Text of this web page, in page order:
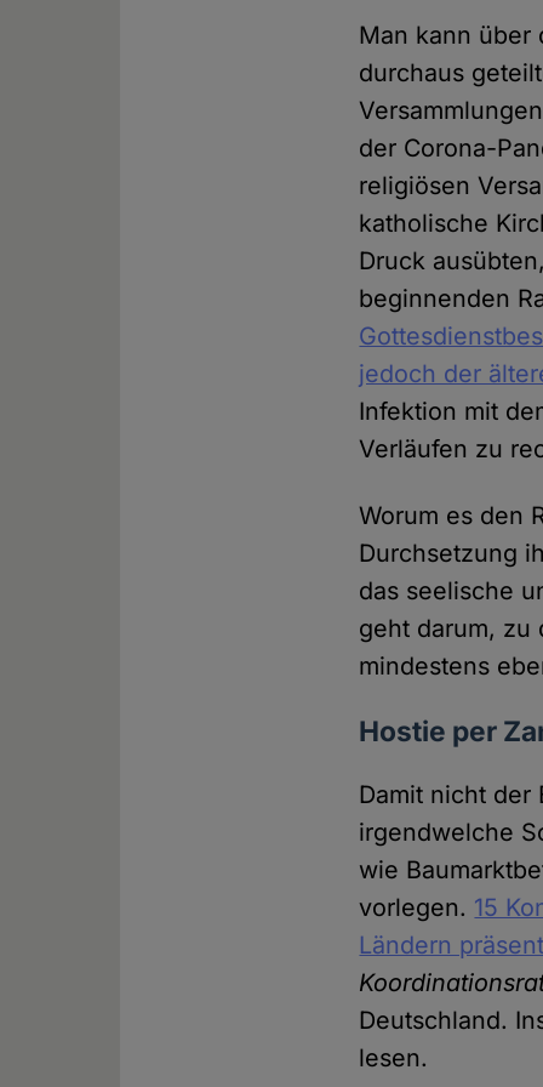
Man kann über
durchaus
der Corona-
religiösen
katholische
Druck
beginnenden
jedoch der
Infektion mit
Verläufen zu
Worum es den
Durchsetzung
das seelische
geht darum,
mindestens
Hostie per
Damit nicht der
irgendwelche
wie
vorlegen. 15
Ländern
Deutschland.
lesen.